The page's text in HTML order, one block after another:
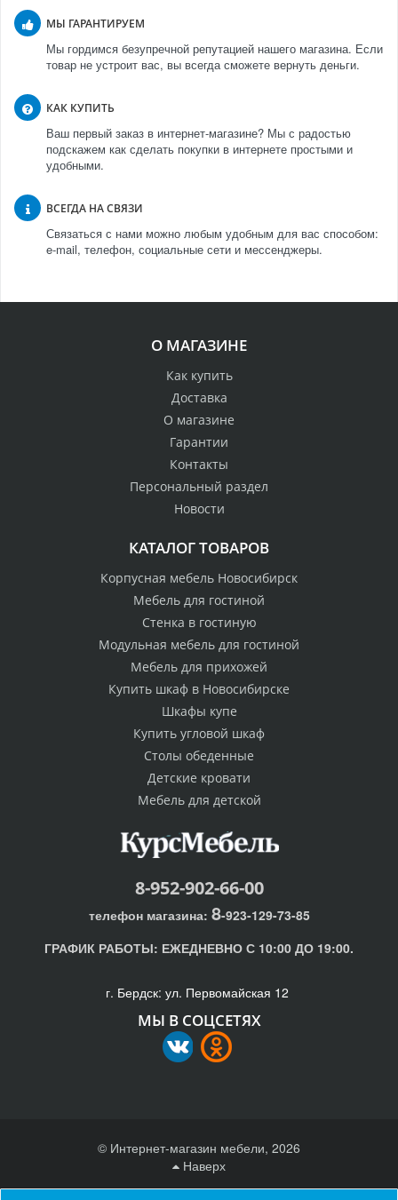
МЫ ГАРАНТИРУЕМ
Мы гордимся безупречной репутацией нашего магазина. Если
товар не устроит вас, вы всегда сможете вернуть деньги.
КАК КУПИТЬ
Ваш первый заказ в интернет-магазине? Мы с радостью
подскажем как сделать покупки в интернете простыми и
удобными.
ВСЕГДА НА СВЯЗИ
Связаться с нами можно любым удобным для вас способом:
e-mail, телефон, социальные сети и мессенджеры.
О МАГАЗИНЕ
Как купить
Доставка
О магазине
Гарантии
Контакты
Персональный раздел
Новости
КАТАЛОГ ТОВАРОВ
Корпусная мебель Новосибирск
Мебель для гостиной
Стенка в гостиную
Модульная мебель для гостиной
Мебель для прихожей
Купить шкаф в Новосибирске
Шкафы купе
Купить угловой шкаф
Столы обеденные
Детские кровати
Мебель для детской
8-952-902-66-00
телефон магазина: 8-923-129-73-85
ГРАФИК РАБОТЫ: ЕЖЕДНЕВНО С 10:00 ДО 19:00.
г. Бердск: ул. Первомайская 12
МЫ В СОЦСЕТЯХ
© Интернет-магазин мебели, 2026
Наверх
Отправляя любую форму на сайте, вы соглашаетесь с